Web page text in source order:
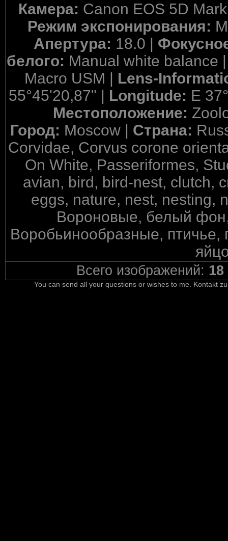
Камера: Canon EOS 5D
Режим экспонирования:
Апертура: 18.0 |
белого: Manual white balance
Macro USM | Lens-
55°45'20,87" | Longitude: E
Местоположение:
Город: Moscow | Страна:
Corvidae, Corvus corone
On White, Passeriformes,
avian, bird, bird-nest, clutch,
eggs, nature, nest, nesting,
Вороновые, белый
Воробьинообразные, птичье,
Всего изображений: 18
You can send all your questions or wishes to me. Kontakt